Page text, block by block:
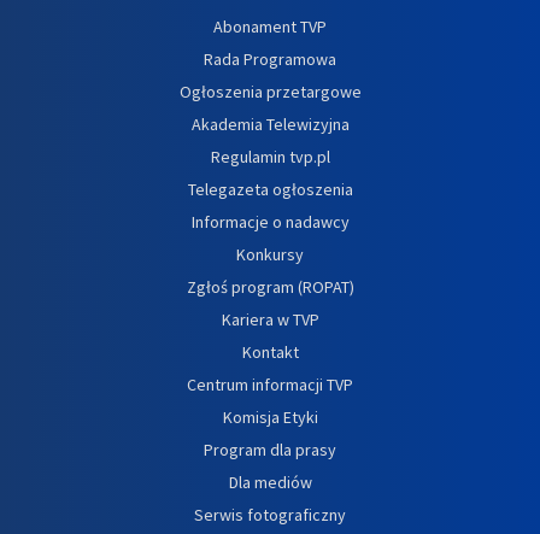
Abonament TVP
Rada Programowa
Ogłoszenia przetargowe
Akademia Telewizyjna
Regulamin tvp.pl
Telegazeta ogłoszenia
Informacje o nadawcy
Konkursy
Zgłoś program (ROPAT)
Kariera w TVP
Kontakt
Centrum informacji TVP
Komisja Etyki
Program dla prasy
Dla mediów
Serwis fotograficzny